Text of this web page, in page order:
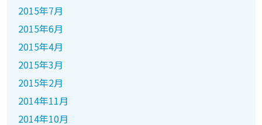
2015年7月
2015年6月
2015年4月
2015年3月
2015年2月
2014年11月
2014年10月